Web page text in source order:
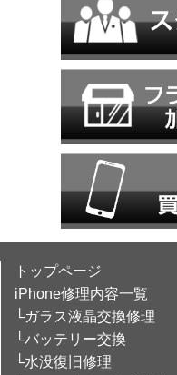
トップページ
iPhone修理内容一覧
└ガラス液晶交換修理
└バッテリー交換
└水没復旧修理